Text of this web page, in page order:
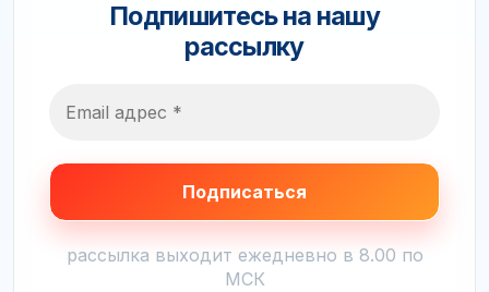
Подпишитесь на нашу
рассылку
рассылка выходит ежедневно в 8.00 по
МСК